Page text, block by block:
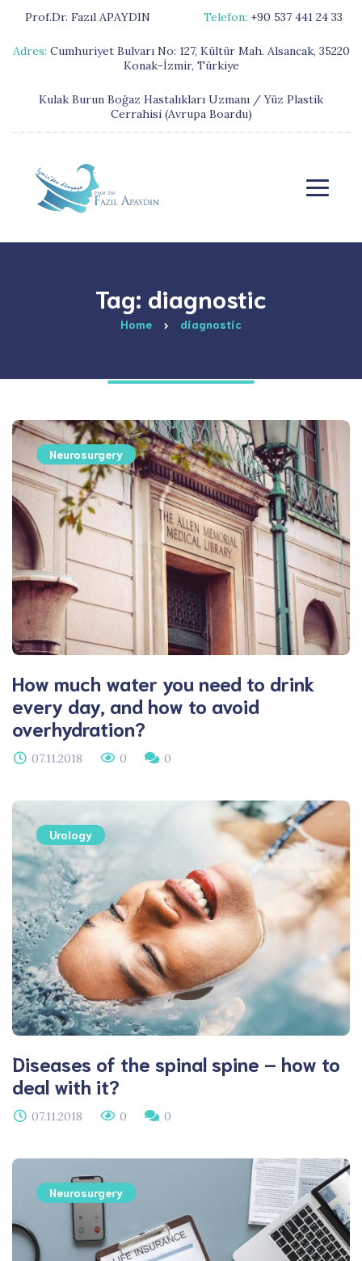
Prof.Dr. Fazıl APAYDIN Telefon: +90 537 441 24 33
Adres: Cumhuriyet Bulvarı No: 127, Kültür Mah. Alsancak, 35220
Konak-İzmir, Türkiye
Kulak Burun Boğaz Hastalıkları Uzmanı / Yüz Plastik
Cerrahisi (Avrupa Boardu)
Tag: diagnostic
Home diagnostic
Neurosurgery
How much water you need to drink
every day, and how to avoid
overhydration?
07.11.2018 0 0
Urology
Diseases of the spinal spine – how to
deal with it?
07.11.2018 0 0
Neurosurgery